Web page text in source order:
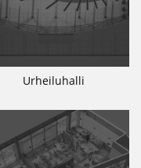
Urheiluhalli